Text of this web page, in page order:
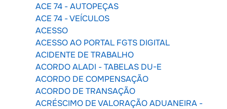
ACE 74 - AUTOPEÇAS
ACE 74 - VEÍCULOS
ACESSO
ACESSO AO PORTAL FGTS DIGITAL
ACIDENTE DE TRABALHO
ACORDO ALADI - TABELAS DU-E
ACORDO DE COMPENSAÇÃO
ACORDO DE TRANSAÇÃO
ACRÉSCIMO DE VALORAÇÃO ADUANEIRA -